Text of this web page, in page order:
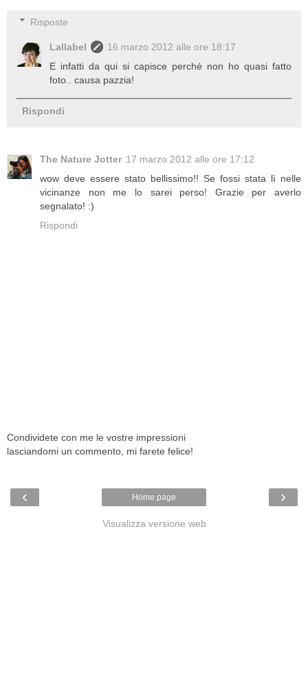
Risposte
Lallabel
16 marzo 2012 alle ore 18:17
E infatti da qui si capisce perchè non ho quasi fatto
foto.. causa pazzia!
Rispondi
The Nature Jotter 17 marzo 2012 alle ore 17:12
wow deve essere stato bellissimo!! Se fossi stata lì nelle
vicinanze non me lo sarei perso! Grazie per averlo
segnalato! :)
Rispondi
Condividete con me le vostre impressioni
lasciandomi un commento, mi farete felice!
‹ ›
Home page
Visualizza versione web